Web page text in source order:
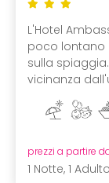
L'Hotel
poco lontano
sulla
vicinanza
prezzi a partire
1 Notte, 1